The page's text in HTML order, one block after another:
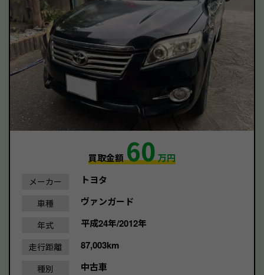
買取金額60万円
メーカー トヨタ
車種 ヴァンガード
年式 平成24年/2012年
走行距離 87,003km
種別 中古車